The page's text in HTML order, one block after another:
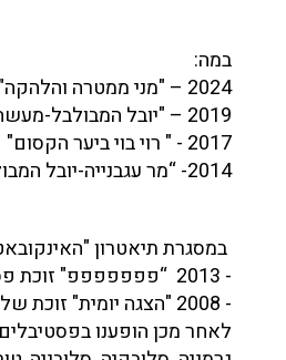
במה:
2024 – "מני ממטרה והלהקה"
2019 – "יובל המבולבל-מעשה בחמישה בלונים"
2017 - " רוי בוי ביער הקסום"
2014- “מר עגבנייה-יובל המבולבל"
במסגרת תיאטרון
- 2013 “פפפפפפפ" זוכת פסטיבל עכו "ההצגה הטובה ביותר".
- 2008 "הצגה יומית" זוכת שלושה פרסים בפסטיבל חיפה: משחק-הצגה-ובימוי.
לאחר מכן הופענו